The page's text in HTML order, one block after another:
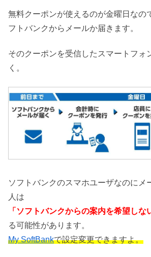
無料クーポンが使えるのが金曜日なの
フトバンクからメールか届きます。
そのクーポンを受信したスマートフォ
く。
ソフトバンクのスマホユーザなのにメ
人は
「ソフトバンクからの案内を希望しな
る可能性があります。
My SoftBankで設定変更できますよ。